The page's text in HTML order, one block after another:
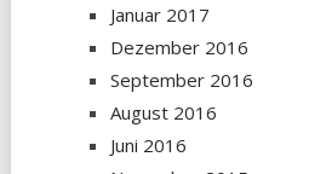
Januar 2017
Dezember 2016
September 2016
August 2016
Juni 2016